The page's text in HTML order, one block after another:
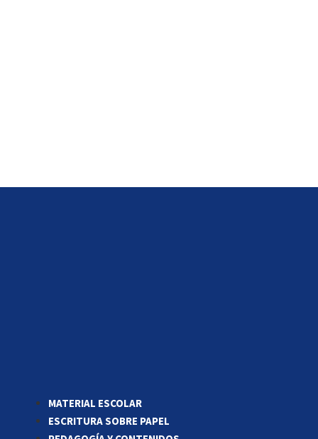
MATERIAL ESCOLAR
ESCRITURA SOBRE PAPEL